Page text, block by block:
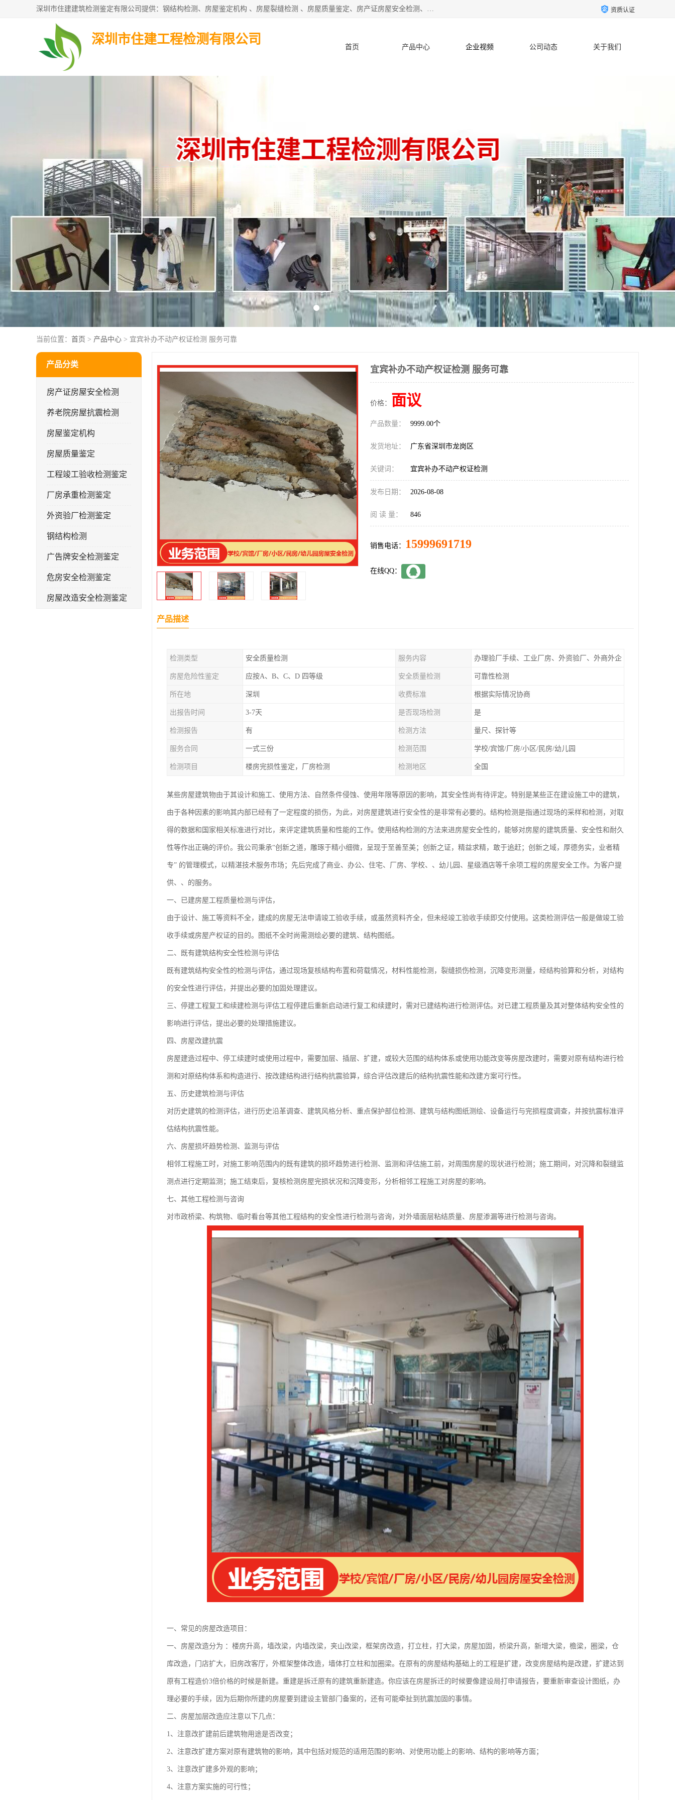
深圳市住建建筑检测鉴定有限公司提供：钢结构检测、房屋鉴定机构 、房屋裂缝检测 、房屋质量鉴定、房产证房屋安全检测、房屋检测鉴定、钢结构夹层安全检测、养老院房屋抗震检测等服务。 资质认证
深圳市住建工程检测有限公司
首页 产品中心 企业视频 公司动态 关于我们
当前位置： 首页 > 产品中心 > 宜宾补办不动产权证检测 服务可靠
产品分类
房产证房屋安全检测
养老院房屋抗震检测
房屋鉴定机构
房屋质量鉴定
工程竣工验收检测鉴定
厂房承重检测鉴定
外资验厂检测鉴定
钢结构检测
广告牌安全检测鉴定
危房安全检测鉴定
房屋改造安全检测鉴定
宜宾补办不动产权证检测 服务可靠
价格： 面议
产品数量： 9999.00个
发货地址： 广东省深圳市龙岗区
关键词： 宜宾补办不动产权证检测
发布日期： 2026-08-08
阅 读 量： 846
销售电话： 15999691719
在线QQ：
产品描述
检测类型 安全质量检测 服务内容 办理验厂手续、工业厂房、外资验厂、外商外企
房屋危险性鉴定 应按A、B、C、D 四等级 安全质量检测 可靠性检测
所在地 深圳 收费标准 根据实际情况协商
出报告时间 3-7天 是否现场检测 是
检测报告 有 检测方法 量尺、探针等
服务合同 一式三份 检测范围 学校/宾馆/厂房/小区/民房/幼儿园
检测项目 楼房完损性鉴定，厂房检测 检测地区 全国
某些房屋建筑物由于其设计和施工、使用方法、自然条件侵蚀、使用年限等原因的影响，其安全性尚有待评定。特别是某些正在建设施工中的建筑，
由于各种因素的影响其内部已经有了一定程度的损伤，为此，对房屋建筑进行安全性的是非常有必要的。结构检测是指通过现场的采样和检测，对取
得的数据和国家相关标准进行对比，来评定建筑质量和性能的工作。使用结构检测的方法来进房屋安全性的，能够对房屋的建筑质量、安全性和耐久
性等作出正确的评价。我公司秉承“创新之道，雕琢于精小细微，呈现于至善至美；创新之证，精益求精，敢于追赶；创新之域，厚德务实，业者精
专” 的管理模式，以精湛技术服务市场；先后完成了商业、办公、住宅、厂房、学校、、幼儿园、星级酒店等千余项工程的房屋安全工作。为客户提
供、、的服务。
一、已建房屋工程质量检测与评估，
由于设计、施工等资料不全，建成的房屋无法申请竣工验收手续，或虽然资料齐全，但未经竣工验收手续即交付使用。这类检测评估一般是做竣工验
收手续或房屋产权证的目的。图纸不全时尚需测绘必要的建筑、结构图纸。
二、既有建筑结构安全性检测与评估
既有建筑结构安全性的检测与评估，通过现场复核结构布置和荷载情况，材料性能检测，裂缝损伤检测，沉降变形测量，经结构验算和分析，对结构
的安全性进行评估，并提出必要的加固处理建议。
三、停建工程复工和续建检测与评估工程停建后重新启动进行复工和续建时，需对已建结构进行检测评估。对已建工程质量及其对整体结构安全性的
影响进行评估，提出必要的处理措施建议。
四、房屋改建抗震
房屋建造过程中、停工续建时或使用过程中，需要加层、插层、扩建，或较大范围的结构体系或使用功能改变等房屋改建时，需要对原有结构进行检
测和对原结构体系和构造进行、按改建结构进行结构抗震验算，综合评估改建后的结构抗震性能和改建方案可行性。
五、历史建筑检测与评估
对历史建筑的检测评估，进行历史沿革调查、建筑风格分析、重点保护部位检测、建筑与结构图纸测绘、设备运行与完损程度调查，并按抗震标准评
估结构抗震性能。
六、房屋损坏趋势检测、监测与评估
相邻工程施工时，对施工影响范围内的既有建筑的损坏趋势进行检测、监测和评估施工前，对周围房屋的现状进行检测；施工期间，对沉降和裂缝监
测点进行定期监测；施工结束后，复核检测房屋完损状况和沉降变形，分析相邻工程施工对房屋的影响。
七、其他工程检测与咨询
对市政桥梁、构筑物、临时看台等其他工程结构的安全性进行检测与咨询，对外墙面层粘结质量、房屋渗漏等进行检测与咨询。
一、常见的房屋改造项目：
一、房屋改造分为 ：楼房升高，墙改梁，内墙改梁，夹山改梁，框架房改造，打立柱，打大梁，房屋加固，桥梁升高，新增大梁，檐梁，圈梁，仓
库改造，门店扩大，旧房改客厅，外框架整体改造，墙体打立柱和加圈梁。在原有的房屋结构基础上的工程是扩建，改变房屋结构是改建，扩建达到
原有工程造价3倍价格的时候是新建。重建是拆迁原有的建筑重新建造。你应该在房屋拆迁的时候要像建设局打申请报告，要重新审查设计图纸，办
理必要的手续，因为后期你所建的房屋要到建设主管部门备案的，还有可能牵扯到抗震加固的事情。
二、房屋加层改造应注意以下几点：
1、注意改扩建前后建筑物用途是否改变；
2、注意改扩建方案对原有建筑物的影响，其中包括对规范的适用范围的影响、对使用功能上的影响、结构的影响等方面；
3、注意改扩建多外观的影响；
4、注意方案实施的可行性；